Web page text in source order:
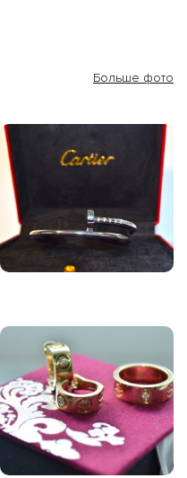
Больше фото